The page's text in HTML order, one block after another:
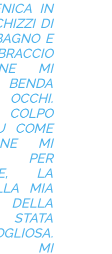
IN
DI
E
MI
OCCHI.
COME
MI
PER
LA
MIA
DELLA
MI